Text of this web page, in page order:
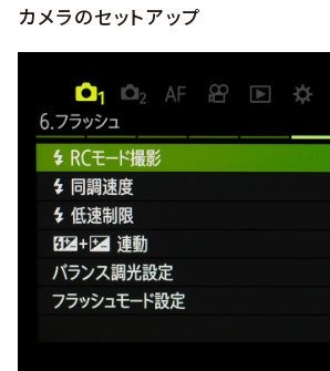
カメラのセットアップ